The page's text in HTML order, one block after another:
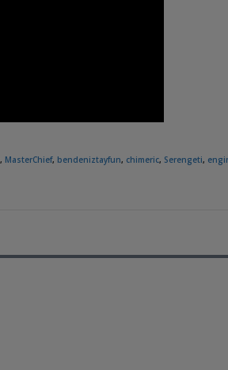
, MasterChief, bendeniztayfun, chimeric, Serengeti,